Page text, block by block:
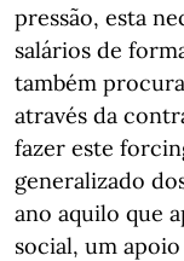
pressão, esta
salários de
também
através da
fazer este
generalizado
ano aquilo que
social, um